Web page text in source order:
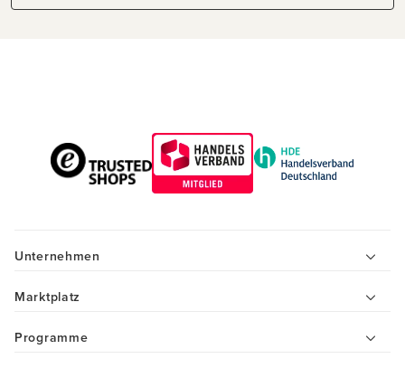
Unternehmen
Marktplatz
Programme